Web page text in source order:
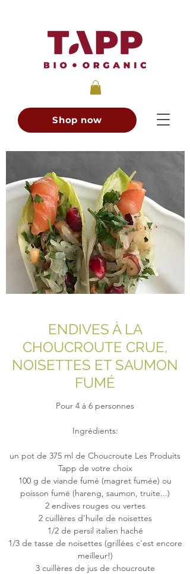
Shop now
ENDIVES À LA
CHOUCROUTE CRUE,
NOISETTES ET SAUMON
FUMÉ
Pour 4 à 6 personnes
Ingrédients:
un pot de 375 ml de Choucroute Les Produits
Tapp de votre choix
100 g de viande fumé (magret fumée) ou
poisson fumé (hareng, saumon, truite...)
2 endives rouges ou vertes
2 cuillères d'huile de noisettes
1/2 de persil italien haché
1/3 de tasse de noisettes (grillées c'est encore
meilleur!)
3 cuillères de jus de choucroute